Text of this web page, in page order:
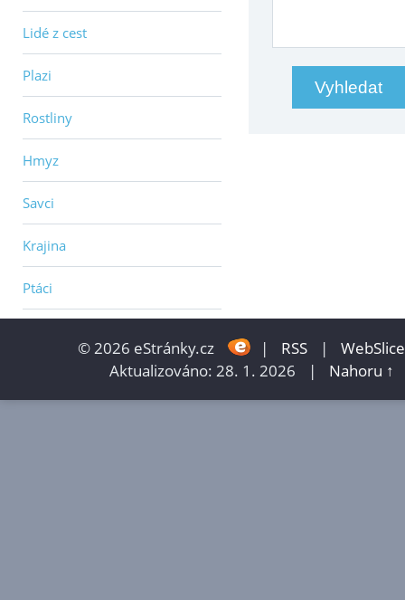
Lidé z cest
Plazi
Rostliny
Hmyz
Savci
Krajina
Ptáci
© 2026 eStránky.cz | RSS |
WebSlice
Aktualizováno: 28. 1. 2026
| Nahoru ↑